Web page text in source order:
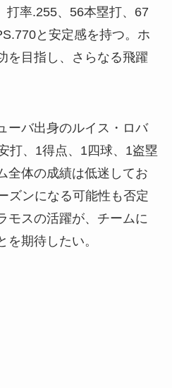
打率.255、56本塁打、67
と安定感を持つ。ホ
を目指し、さらなる飛躍
ーバ出身のルイス・ロバ
打、1得点、1四球、1盗塁
全体の成績は低迷してお
ズンになる可能性も否定
モスの活躍が、チームに
を期待したい。